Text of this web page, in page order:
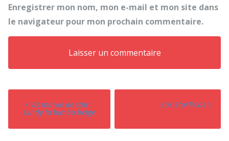
Enregistrer mon nom, mon e-mail et mon site dans
le navigateur pour mon prochain commentaire.
Post navigation
Vis ma vie de star :
Cindy la bimbo belge
Sur StarTV.be